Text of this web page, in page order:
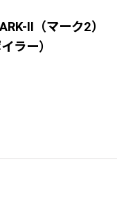
II（マーク2）
ラー）